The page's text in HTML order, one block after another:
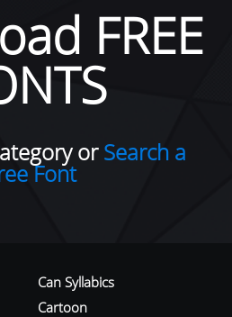
FREE
orSearch a
Font
Can Syllabics
Cartoon